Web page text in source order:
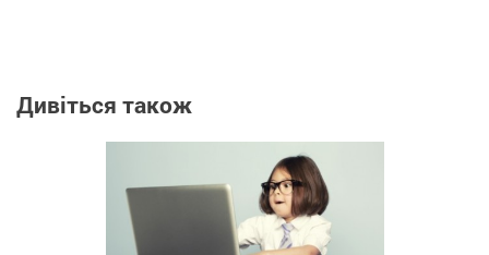
Дивіться також